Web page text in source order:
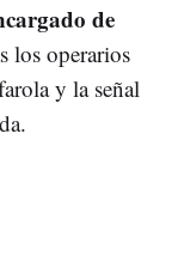
de
los operarios
y la señal